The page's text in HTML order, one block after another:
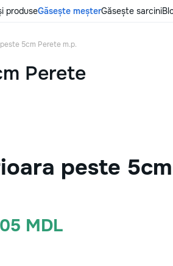
produseGăsește meșterGăsește sarcini
5cm Perete m.p.
Perete
peste
MDL